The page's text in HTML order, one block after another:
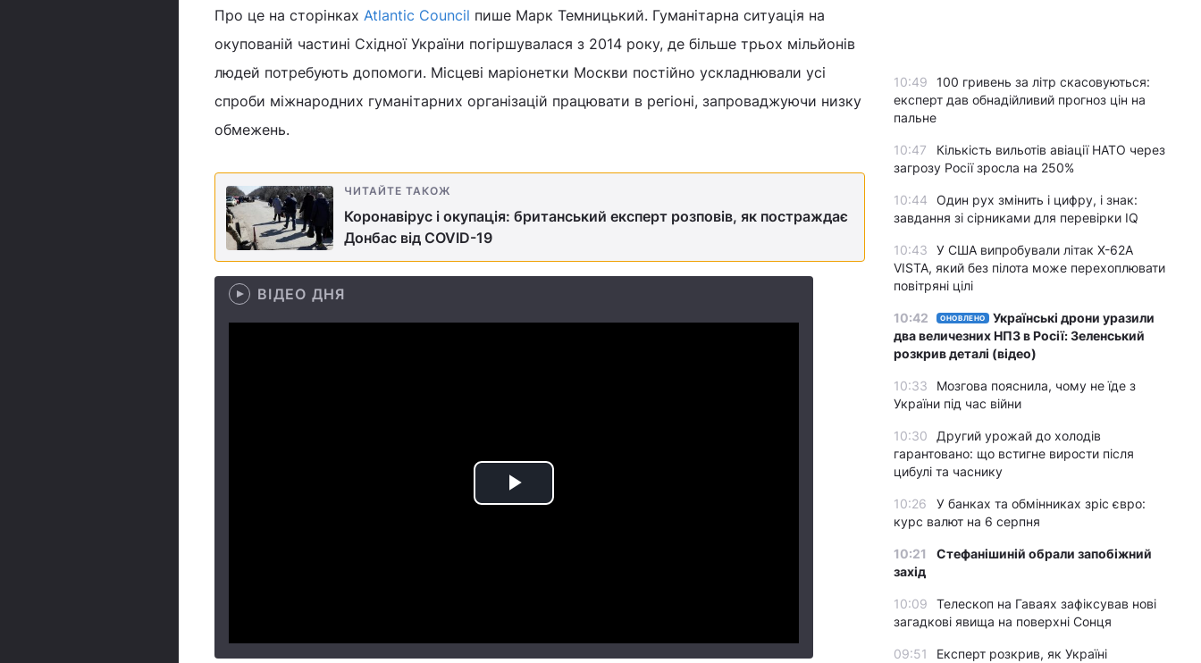
Про це на сторінках Atlantic Council пише Марк Темницький. Гуманітарна ситуація на
окупованій частині Східної України погіршувалася з 2014 року, де більше трьох мільйонів
людей потребують допомоги. Місцеві маріонетки Москви постійно ускладнювали усі
спроби міжнародних гуманітарних організацій працювати в регіоні, запроваджуючи низку
обмежень.
ЧИТАЙТЕ ТАКОЖ
Коронавірус і окупація: британський експерт розповів, як постраждає
Донбас від COVID-19
ВІДЕО ДНЯ
Play
10:49
100 гривень за літр скасовуються:
експерт дав обнадійливий прогноз цін на
пальне
10:47
Кількість вильотів авіації НАТО через
загрозу Росії зросла на 250%
10:44
Один рух змінить і цифру, і знак:
завдання зі сірниками для перевірки IQ
10:43
У США випробували літак X-62A
VISTA, який без пілота може перехоплювати
повітряні цілі
10:42 ОНОВЛЕНО
Українські дрони уразили
два величезних НПЗ в Росії: Зеленський
розкрив деталі (відео)
10:33
Мозгова пояснила, чому не їде з
України під час війни
10:30
Другий урожай до холодів
гарантовано: що встигне вирости після
цибулі та часнику
10:26
У банках та обмінниках зріс євро:
курс валют на 6 серпня
10:21
Стефанішиній обрали запобіжний
захід
10:09
Телескоп на Гаваях зафіксував нові
загадкові явища на поверхні Сонця
09:51
Експерт розкрив, як Україні